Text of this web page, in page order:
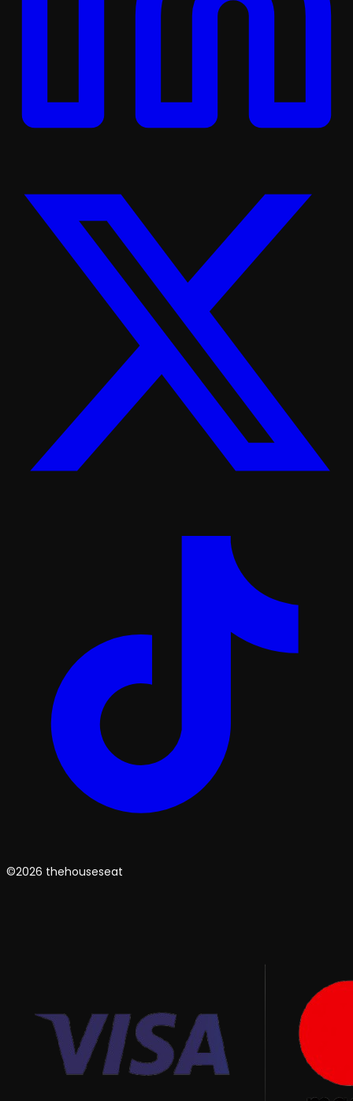
©2026 thehouseseat